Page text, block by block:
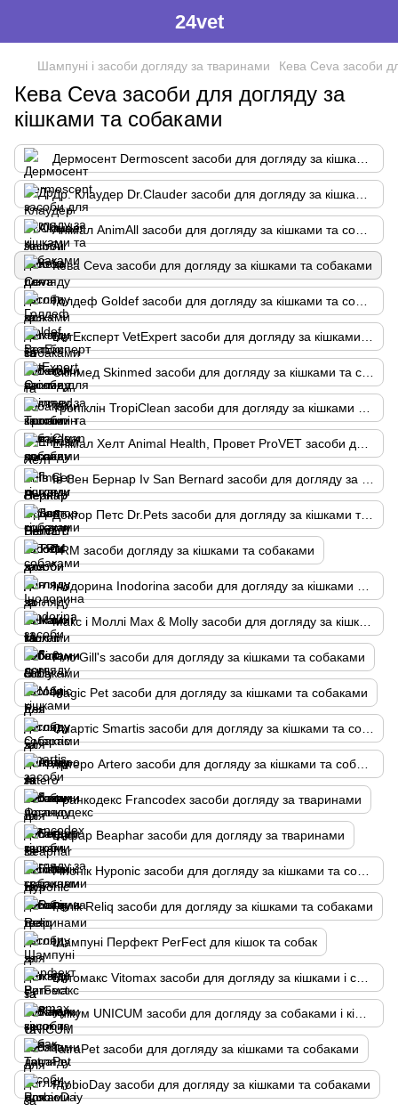
24vet
Шампуні і засоби догляду за тваринами Кева Ceva засоби
Кева Ceva засоби для догляду за
кішками та собаками
Кева Ceva засоби для догляду за кішками та собаками
Доктор Петс Dr.Pets засоби для догляду за кішками та собаками
TRM засоби догляду за кішками та собаками
Гілс Gill's засоби для догляду за кішками та собаками
Magic Pet засоби для догляду за кішками та собаками
Франкодекс Francodex засоби догляду за тваринами
Бефар Beaphar засоби для догляду за тваринами
Релік Reliq засоби для догляду за кішками та собаками
Шампуні Перфект PerFect для кішок та собак
TatraPet засоби для догляду за кішками та собаками
ProbioDay засоби для догляду за кішками та собаками